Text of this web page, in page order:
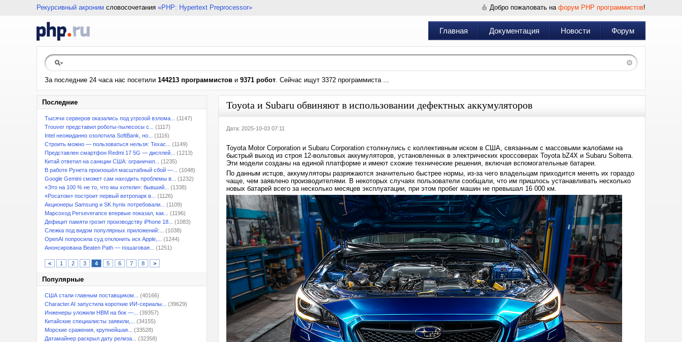
Рекурсивный акроним словосочетания «PHP: Hypertext Preprocessor» Добро пожаловать на форум PHP программистов!
Главная Документация Новости Форум
За последние 24 часа нас посетили 144213 программистов и 9371 робот. Сейчас ищут 3372 программиста ...
Последние
Тысячи серверов оказались под угрозой взлома...
(1147)
Trouver представил роботы-пылесосы с...
(1117)
Intel неожиданно озолотила SoftBank, но...
(1116)
Строить можно — пользоваться нельзя: Техас...
(1149)
Представлен смартфон Redmi 17 5G — дисплей...
(1213)
Китай ответил на санкции США: ограничил...
(1235)
В работе Рунета произошёл масштабный сбой —...
(1048)
Google Gemini сможет сам находить проблемы в...
(1232)
«Это на 100 % не то, что мы хотели»: бывший...
(1338)
«Росатом» построит первый ветропарк в...
(1126)
Акционеры Samsung и SK hynix потребовали...
(1109)
Марсоход Perseverance впервые показал, как...
(1196)
Дефицит памяти грозит производству iPhone 18...
(1083)
Слежка под видом популярных приложений:...
(1038)
OpenAI попросила суд отклонить иск Apple,...
(1244)
Анонсирована Beaten Path — пошаговая...
(1251)
< 1 2 3 4 5 6 7 8 >
Популярные
США стали главным поставщиком...
(40166)
Character.AI запустила короткие ИИ-сериалы...
(39629)
Инженеры уложили HBM на бок —...
(39357)
Китайские специалисты заявили,...
(34155)
Морские сражения, крупнейшая...
(33528)
Датамайнер раскрыл дату релиза...
(32358)
Toyota и Subaru обвиняют в использовании дефектных аккумуляторов
Дата: 2025-10-03 07:11
Toyota Motor Corporation и Subaru Corporation столкнулись с коллективным иском в США, связанным с массовыми жалобами на
быстрый выход из строя 12-вольтовых аккумуляторов, установленных в электрических кроссоверах Toyota bZ4X и Subaru Solterra.
Эти модели созданы на единой платформе и имеют схожие технические решения, включая вспомогательные батареи.
По данным истцов, аккумуляторы разряжаются значительно быстрее нормы, из-за чего владельцам приходится менять их гораздо
чаще, чем заявлено производителями. В некоторых случаях пользователи сообщали, что им пришлось устанавливать несколько
новых батарей всего за несколько месяцев эксплуатации, при этом пробег машин не превышал 16 000 км.